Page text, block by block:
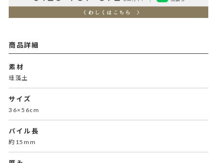
商品詳細
素材
珪藻土
サイズ
36×56cm
パイル長
約15mm